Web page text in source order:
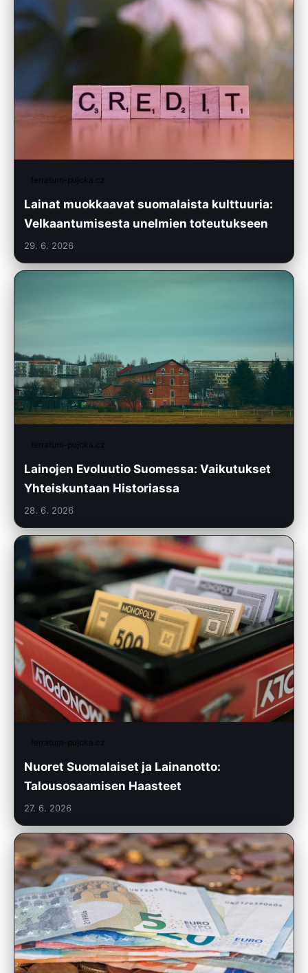
ferratum-pujcka.cz
Lainat muokkaavat suomalaista kulttuuria:
Velkaantumisesta unelmien toteutukseen
29. 6. 2026
ferratum-pujcka.cz
Lainojen Evoluutio Suomessa: Vaikutukset
Yhteiskuntaan Historiassa
28. 6. 2026
ferratum-pujcka.cz
Nuoret Suomalaiset ja Lainanotto:
Talousosaamisen Haasteet
27. 6. 2026